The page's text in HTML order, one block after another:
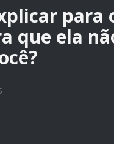
para
que ela